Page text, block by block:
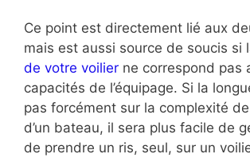
Ce point est directement lié aux
mais est aussi source de soucis si
de votre voilier ne correspond pas
capacités de l’équipage. Si la
pas forcément sur la complexité
d’un bateau, il sera plus facile de
de prendre un ris, seul, sur un